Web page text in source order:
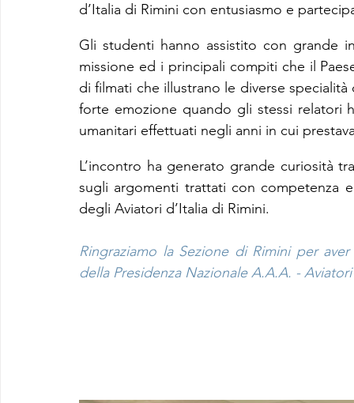
d’Italia di Rimini con entusiasmo e
Gli studenti hanno assistito con grande
missione ed i principali compiti che il
di filmati che illustrano le diverse
forte emozione quando gli stessi relatori
umanitari effettuati negli anni in cui
L’incontro ha generato grande curiosità
sugli argomenti trattati con competenza
degli Aviatori d’Italia di Rimini.
Ringraziamo la Sezione di Rimini per
della Presidenza Nazionale A.A.A. - Aviatori